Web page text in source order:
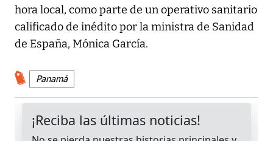
hora local, como parte de un operativo sanitario
calificado de inédito por la ministra de Sanidad
de España, Mónica García.
Panamá